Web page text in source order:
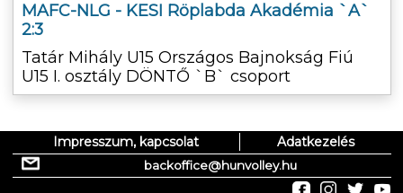
MAFC-NLG - KESI Röplabda Akadémia `A`
2:3
Tatár Mihály U15 Országos Bajnokság Fiú
U15 I. osztály DÖNTŐ `B` csoport
Impresszum, kapcsolat Adatkezelés
backoffice@hunvolley.hu